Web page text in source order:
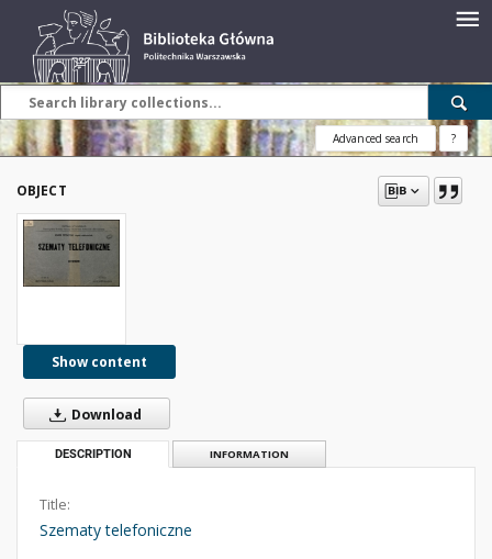
Advanced search ?
OBJECT
Show content
Download
DESCRIPTION INFORMATION
Title:
Szematy telefoniczne